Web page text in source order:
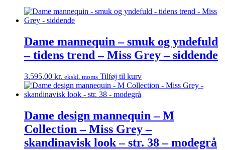
Dame mannequin – smuk og yndefuld
– tidens trend – Miss Grey – siddende
3.595,00 kr. ekskl. moms Tilføj til kurv
Dame design mannequin – M
Collection – Miss Grey –
skandinavisk look – str. 38 – modegrå